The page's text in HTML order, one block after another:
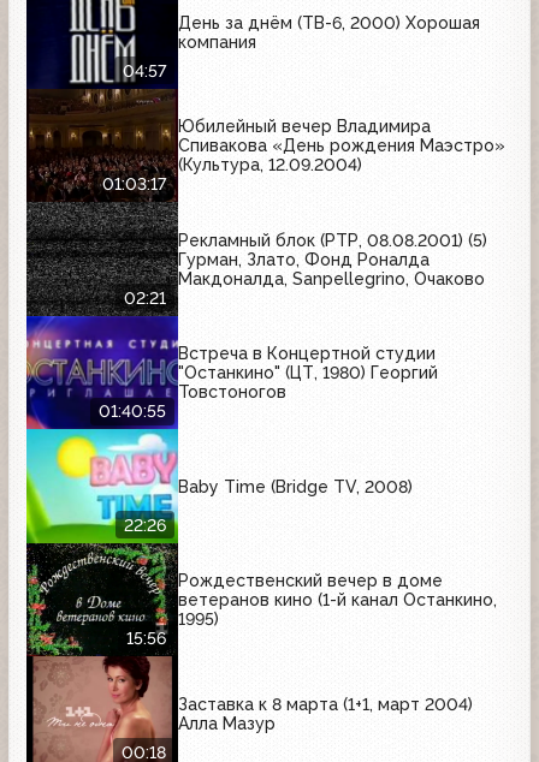
04:57
День за днём (ТВ-6, 2000) Хорошая
компания
01:03:17
Юбилейный вечер Владимира
Спивакова «День рождения Маэстро»
(Культура, 12.09.2004)
02:21
Рекламный блок (РТР, 08.08.2001) (5)
Гурман, Злато, Фонд Роналда
Макдоналда, Sanpellegrino, Очаково
01:40:55
Встреча в Концертной студии
"Останкино" (ЦТ, 1980) Георгий
Товстоногов
22:26
Baby Time (Bridge TV, 2008)
15:56
Рождественский вечер в доме
ветеранов кино (1-й канал Останкино,
1995)
00:18
Заставка к 8 марта (1+1, март 2004)
Алла Мазур